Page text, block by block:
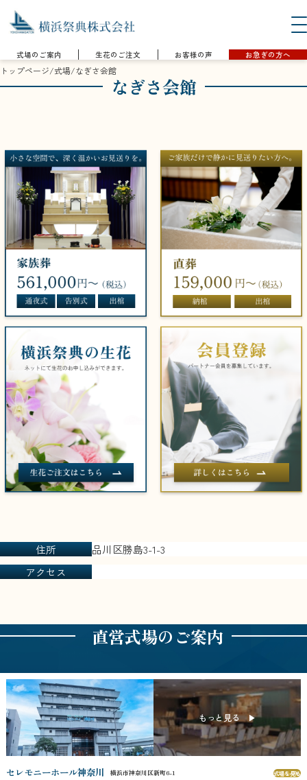
式場のご案内 生花のご注文 お客様の声 お急ぎの方へ
トップページ/式場/なぎさ会館
なぎさ会館
住所
品川区勝島3-1-3
アクセス
直営式場のご案内
セレモニーホール神奈川 横浜市神奈川区新町6-1 式場を見る